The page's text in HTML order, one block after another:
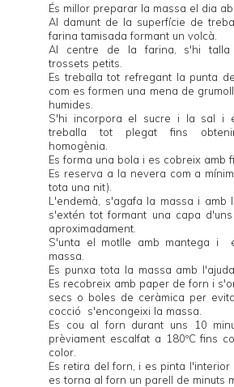
És millor preparar la massa el dia
Al damunt de la superfície de
farina tamisada formant un volcà.
Al centre de la farina, s'hi
trossets petits.
Es treballa tot refregant la punta
com es formen una mena de
humides.
S'hi incorpora el sucre i la sal i
treballa tot plegat fins
homogènia.
Es forma una bola i es cobreix amb
Es reserva a la nevera com a
tota una nit).
L'endemà, s'agafa la massa i amb
s'extén tot formant una capa
aproximadament.
S'unta el motlle amb mantega i
massa.
Es punxa tota la massa amb
Es recobreix amb paper de forn i
secs o boles de ceràmica per
cocció s'encongeixi la massa.
Es cou al forn durant uns 10
prèviament escalfat a 180ºC fins
color.
Es retira del forn, i es pinta l'interior
es torna al forn un parell de minuts